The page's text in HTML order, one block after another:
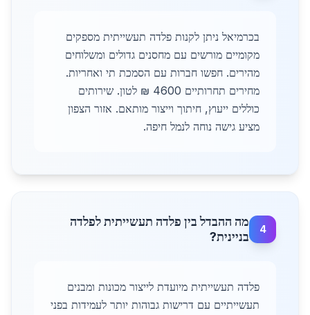
בכרמיאל ניתן לקנות פלדה תעשייתית מספקים
מקומיים מורשים עם מחסנים גדולים ומשלוחים
מהירים. חפשו חברות עם הסמכת תי ואחריות.
מחירים תחרותיים 4600 ₪ לטון. שירותים
כוללים ייעוץ, חיתוך וייצור מותאם. אזור הצפון
מציע גישה נוחה לנמל חיפה.
4
מה ההבדל בין פלדה תעשייתית לפלדה
בניינית?
פלדה תעשייתית מיועדת לייצור מכונות ומבנים
תעשייתיים עם דרישות גבוהות יותר לעמידות בפני